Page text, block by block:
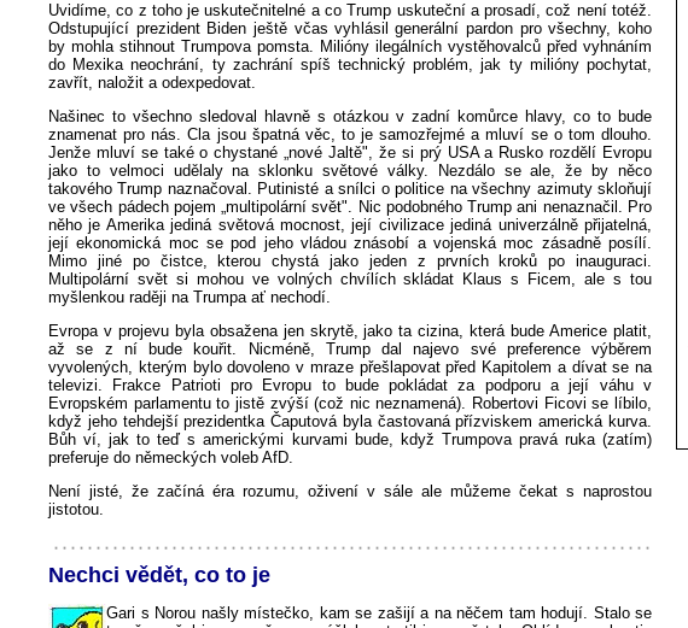
Uvidíme, co z toho je uskutečnitelné a co Trump uskuteční a prosadí, což není totéž.
Odstupující prezident Biden ještě včas vyhlásil generální pardon pro všechny, koho
by mohla stihnout Trumpova pomsta. Milióny ilegálních vystěhovalců před vyhnáním
do Mexika neochrání, ty zachrání spíš technický problém, jak ty milióny pochytat,
zavřít, naložit a odexpedovat.
Našinec to všechno sledoval hlavně s otázkou v zadní komůrce hlavy, co to bude
znamenat pro nás. Cla jsou špatná věc, to je samozřejmé a mluví se o tom dlouho.
Jenže mluví se také o chystané „nové Jaltě", že si prý USA a Rusko rozdělí Evropu
jako to velmoci udělaly na sklonku světové války. Nezdálo se ale, že by něco
takového Trump naznačoval. Putinisté a snílci o politice na všechny azimuty skloňují
ve všech pádech pojem „multipolární svět". Nic podobného Trump ani nenaznačil. Pro
něho je Amerika jediná světová mocnost, její civilizace jediná univerzálně přijatelná,
její ekonomická moc se pod jeho vládou znásobí a vojenská moc zásadně posílí.
Mimo jiné po čistce, kterou chystá jako jeden z prvních kroků po inauguraci.
Multipolární svět si mohou ve volných chvílích skládat Klaus s Ficem, ale s tou
myšlenkou raději na Trumpa ať nechodí.
Evropa v projevu byla obsažena jen skrytě, jako ta cizina, která bude Americe platit,
až se z ní bude kouřit. Nicméně, Trump dal najevo své preference výběrem
vyvolených, kterým bylo dovoleno v mraze přešlapovat před Kapitolem a dívat se na
televizi. Frakce Patrioti pro Evropu to bude pokládat za podporu a její váhu v
Evropském parlamentu to jistě zvýší (což nic neznamená). Robertovi Ficovi se líbilo,
když jeho tehdejší prezidentka Čaputová byla častovaná přízviskem americká kurva.
Bůh ví, jak to teď s americkými kurvami bude, když Trumpova pravá ruka (zatím)
preferuje do německých voleb AfD.
Není jisté, že začíná éra rozumu, oživení v sále ale můžeme čekat s naprostou
jistotou.
Nechci vědět, co to je
Gari s Norou našly místečko, kam se zašijí a na něčem tam hodují. Stalo se